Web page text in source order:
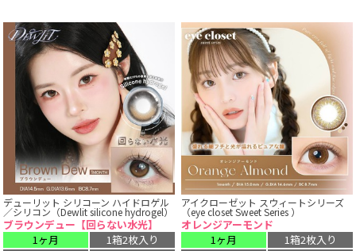
デューリット シリコーン ハイドロゲル
／シリコン（Dewlit silicone hydrogel）
ブラウンデュー【回らない水光】
1ヶ月
1箱2枚入り
アイクローゼット スウィートシリーズ
（eye closet Sweet Series ）
オレンジアーモンド
1ヶ月
1箱2枚入り